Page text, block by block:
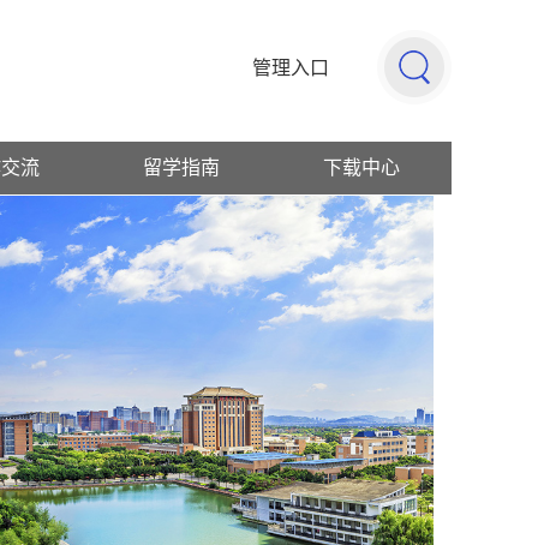
管理入口
流 留学指南 下载中心